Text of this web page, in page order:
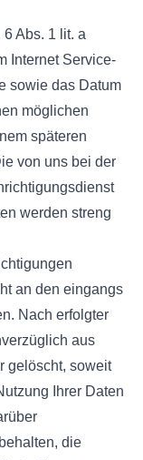
Abs. 1 lit. a
Internet Service-
sowie das Datum
möglichen
späteren
von uns bei der
werden streng
an den eingangs
Nach erfolgter
aus
gelöscht, soweit
Ihrer Daten
die